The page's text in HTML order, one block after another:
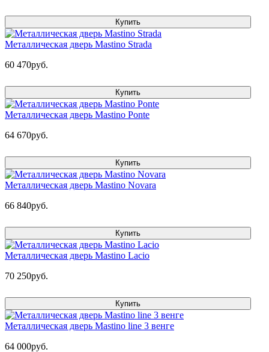
Купить
Металлическая дверь Mastino Strada
60 470руб.
Купить
Металлическая дверь Mastino Ponte
64 670руб.
Купить
Металлическая дверь Mastino Novara
66 840руб.
Купить
Металлическая дверь Mastino Lacio
70 250руб.
Купить
Металлическая дверь Mastino line 3 венге
64 000руб.